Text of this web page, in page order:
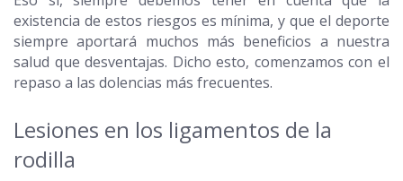
existencia de estos riesgos es mínima, y que el deporte
siempre aportará muchos más beneficios a nuestra
salud que desventajas. Dicho esto, comenzamos con el
repaso a las dolencias más frecuentes.
Lesiones en los ligamentos de la
rodilla